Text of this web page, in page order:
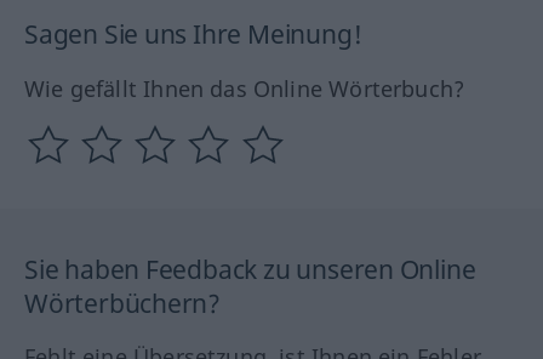
Sagen Sie uns Ihre Meinung!
Wie gefällt Ihnen das Online Wörterbuch?
Sie haben Feedback zu unseren Online
Wörterbüchern?